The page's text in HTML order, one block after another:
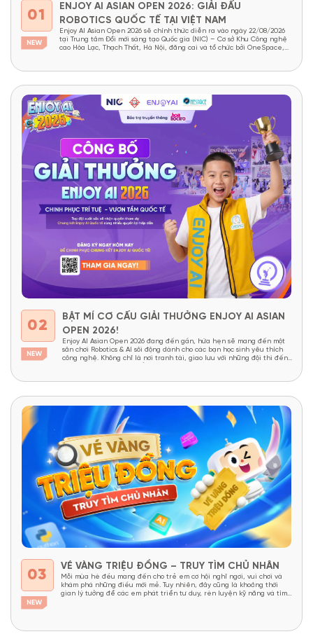
01
ENJOY AI ASIAN OPEN 2026: GIẢI ĐẤU
ROBOTICS QUỐC TẾ TẠI VIỆT NAM
Enjoy AI Asian Open 2026 sẽ chính thức diễn ra vào ngày 22/08/2026
tại Trung tâm Đổi mới sáng tạo Quốc gia (NIC) – Cơ sở Khu Công nghệ
cao Hòa Lạc, Thạch Thất, Hà Nội, đăng cai và tổ chức bởi OneSpace,
02
BẬT MÍ CƠ CẤU GIẢI THƯỞNG ENJOY AI ASIAN
OPEN 2026!
Enjoy AI Asian Open 2026 đang đến gần, hứa hẹn sẽ mang đến một
sân chơi Robotics & AI sôi động dành cho các bạn học sinh yêu thích
công nghệ. Không chỉ là nơi tranh tài, giao lưu với những đội thi đến
03
VÉ VÀNG TRIỆU ĐỒNG – TRUY TÌM CHỦ NHÂN
Mỗi mùa hè đều mang đến cho trẻ em cơ hội nghỉ ngơi, vui chơi và
khám phá những điều mới mẻ. Tuy nhiên, đây cũng là khoảng thời
gian lý tưởng để các em phát triển tư duy, rèn luyện kỹ năng và tìm